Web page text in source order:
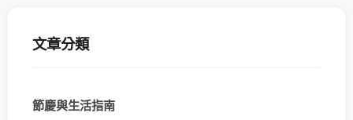
文章分類
節慶與生活指南